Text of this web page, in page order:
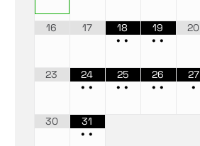
16 17
18
••
19
••
20
23
24
••
25
••
26
••
27
•
30
31
••